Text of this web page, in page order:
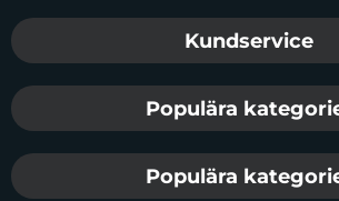
Sidfot Blandad info
Kundservice
Populära
Populära